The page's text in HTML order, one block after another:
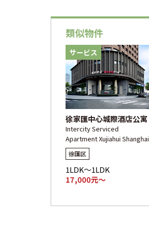
類似物件
サービス
徐家匯中心城際酒店公寓
Intercity Serviced
Apartment Xujiahui Shanghai
徐匯区
1LDK～1LDK
17,000元～